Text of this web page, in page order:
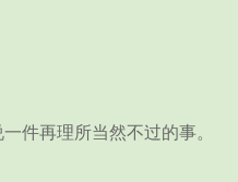
再理所当然不过的事。